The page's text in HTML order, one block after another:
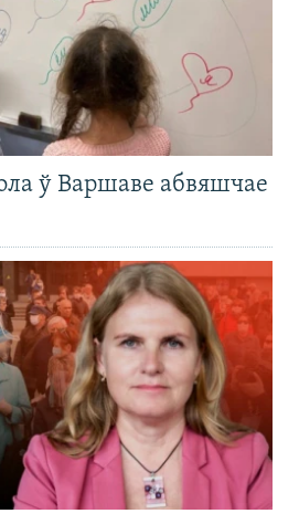
ў Варшаве абвяшчае